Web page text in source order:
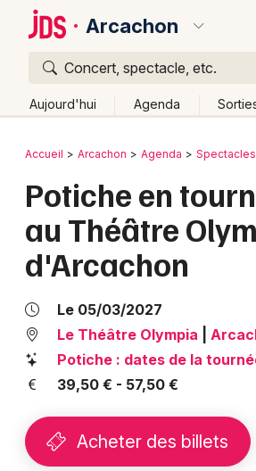
Arcachon
Concert, spectacle, etc.
Aujourd'hui Agenda
Publier un événement
Grands événements
Activité & Expérience
Manifestations
Foires & salons
Spectacles
Bordeaux
Colmar
Lille
Marseille
Mulhouse
Nantes
Retour
Accueil Arcachon Agenda Spectacles
Potiche en
au Théâtre
d'Arcachon
Le 05/03/2027
Le Théâtre Olympia
Potiche : dates de la
39,50 € - 57,50 €
Acheter des billets
Quoi ?
Où ?
Partout
Près de moi Changer de
Quand ?
Aujourd'hui
Demain Ce week-end